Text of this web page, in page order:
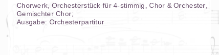
Chorwerk Orchesterstück für4-stimmig ,Chor & Orchester,
Gemischter Chor;
Ausgabe: Orchesterpartitur